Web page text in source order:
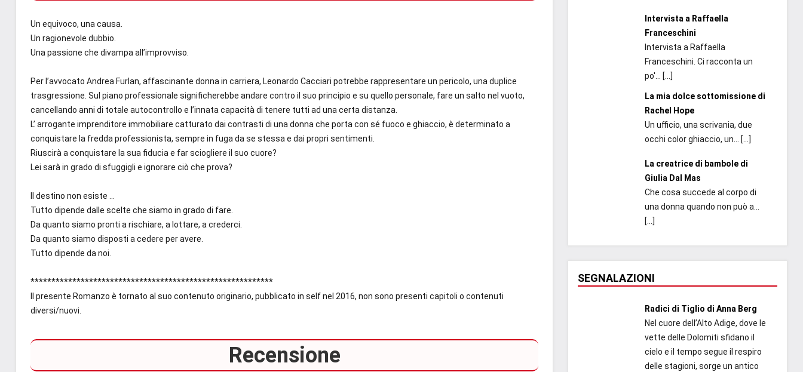
Un equivoco, una causa.
Un ragionevole dubbio.
Una passione che divampa all’improvviso.
Per l’avvocato Andrea Furlan, affascinante donna in carriera, Leonardo Cacciari potrebbe rappresentare un pericolo, una duplice
trasgressione. Sul piano professionale significherebbe andare contro il suo principio e su quello personale, fare un salto nel vuoto,
cancellando anni di totale autocontrollo e l’innata capacità di tenere tutti ad una certa distanza.
L’ arrogante imprenditore immobiliare catturato dai contrasti di una donna che porta con sé fuoco e ghiaccio, è determinato a
conquistare la fredda professionista, sempre in fuga da se stessa e dai propri sentimenti.
Riuscirà a conquistare la sua fiducia e far sciogliere il suo cuore?
Lei sarà in grado di sfuggigli e ignorare ciò che prova?
Il destino non esiste …
Tutto dipende dalle scelte che siamo in grado di fare.
Da quanto siamo pronti a rischiare, a lottare, a crederci.
Da quanto siamo disposti a cedere per avere.
Tutto dipende da noi.
**********************************************************
Il presente Romanzo è tornato al suo contenuto originario, pubblicato in self nel 2016, non sono presenti capitoli o contenuti
diversi/nuovi.
Recensione
Intervista a Raffaella
Franceschini
Intervista a Raffaella
Franceschini. Ci racconta un
po'... […]
La mia dolce sottomissione di
Rachel Hope
Un ufficio, una scrivania, due
occhi color ghiaccio, un... […]
La creatrice di bambole di
Giulia Dal Mas
Che cosa succede al corpo di
una donna quando non può a...
[…]
SEGNALAZIONI
Radici di Tiglio di Anna Berg
Nel cuore dell’Alto Adige, dove le
vette delle Dolomiti sfidano il
cielo e il tempo segue il respiro
delle stagioni, sorge un antico